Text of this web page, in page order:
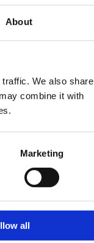
About
We also share
combine it with
Marketing
all